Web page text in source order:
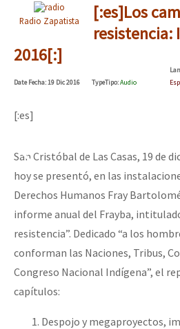
Radio Zapatista
[:es]Los
resistencia:
2016[:]
DateFecha: 19 Dic 2016 TypeTipo:Audio
[:es]
San Cristóbal de Las Casas, 19 de
hoy se presentó, en las
Derechos Humanos Fray
informe anual del Frayba,
resistencia”. Dedicado “a los
conforman las Naciones, Tribus,
Congreso Nacional Indígena”, el
capítulos:
Despojo y megaproyectos,